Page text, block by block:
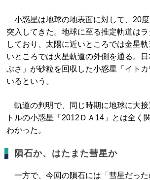
小惑星は地球の地表面に対して、20
突入してきた。地球に至る推定軌道は
しており、太陽に近いところでは金星
いところでは火星軌道の外側を通る。
ぶさ」が砂粒を回収した小惑星「イト
いるという。
軌道の判明で、同じ時期に地球に大接
トルの小惑星「2012ＤＡ14」とは全く
わかった。
隕石か、はたまた彗星か
一方で、今回の隕石には「彗星だった